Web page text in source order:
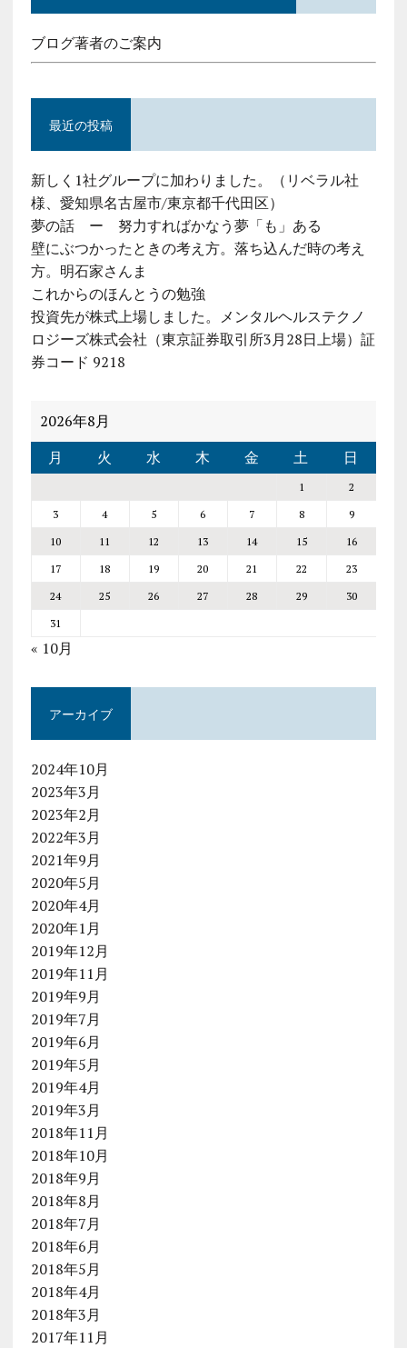
ブログ著者のご案内
最近の投稿
新しく1社グループに加わりました。（リベラル社
様、愛知県名古屋市/東京都千代田区）
夢の話 ー 努力すればかなう夢「も」ある
壁にぶつかったときの考え方。落ち込んだ時の考え
方。明石家さんま
これからのほんとうの勉強
投資先が株式上場しました。メンタルヘルステクノ
ロジーズ株式会社（東京証券取引所3月28日上場）証
券コード 9218
2026年8月
月
火 水 木 金 土 日
1
2
3
4 5 6 7 8
9
10
11 12 13 14 15
16
17
18 19 20 21 22
23
24
25 26 27 28 29
30
31
« 10月
アーカイブ
2024年10月
2023年3月
2023年2月
2022年3月
2021年9月
2020年5月
2020年4月
2020年1月
2019年12月
2019年11月
2019年9月
2019年7月
2019年6月
2019年5月
2019年4月
2019年3月
2018年11月
2018年10月
2018年9月
2018年8月
2018年7月
2018年6月
2018年5月
2018年4月
2018年3月
2017年11月